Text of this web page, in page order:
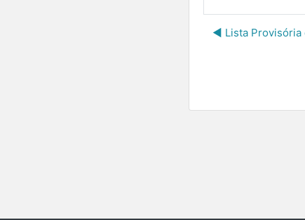
◀︎ Lista Provisória